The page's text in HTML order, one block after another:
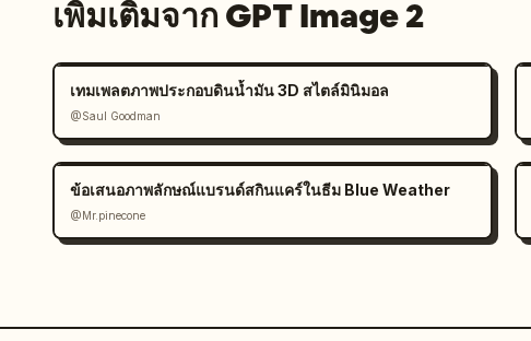
เพิ่มเติมจาก GPT Image 2
เทมเพลตภาพประกอบดินน้ำมัน 3D สไตล์มินิมอล
@Saul Goodman
ข้อเสนอภาพลักษณ์แบรนด์สกินแคร์ในธีม Blue Weather
@Mr.pinecone